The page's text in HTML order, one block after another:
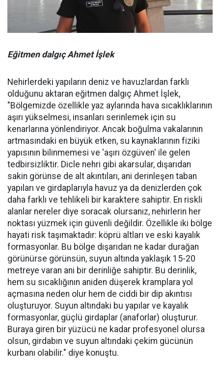
Eğitmen dalgıç Ahmet İşlek
Nehirlerdeki yapıların deniz ve havuzlardan farklı
olduğunu aktaran eğitmen dalgıç Ahmet İşlek,
"Bölgemizde özellikle yaz aylarında hava sıcaklıklarının
aşırı yükselmesi, insanları serinlemek için su
kenarlarına yönlendiriyor. Ancak boğulma vakalarının
artmasındaki en büyük etken, su kaynaklarının fiziki
yapısının bilinmemesi ve 'aşırı özgüven' ile gelen
tedbirsizliktir. Dicle nehri gibi akarsular, dışarıdan
sakin görünse de alt akıntıları, ani derinleşen taban
yapıları ve girdaplarıyla havuz ya da denizlerden çok
daha farklı ve tehlikeli bir karaktere sahiptir. En riskli
alanlar nereler diye soracak olursanız, nehirlerin her
noktası yüzmek için güvenli değildir. Özellikle iki bölge
hayati risk taşımaktadır: köprü altları ve eski kayalık
formasyonlar. Bu bölge dışarıdan ne kadar durağan
görünürse görünsün, suyun altında yaklaşık 15-20
metreye varan ani bir derinliğe sahiptir. Bu derinlik,
hem su sıcaklığının aniden düşerek kramplara yol
açmasına neden olur hem de ciddi bir dip akıntısı
oluşturuyor. Suyun altındaki bu yapılar ve kayalık
formasyonlar, güçlü girdaplar (anaforlar) oluşturur.
Buraya giren bir yüzücü ne kadar profesyonel olursa
olsun, girdabın ve suyun altındaki çekim gücünün
kurbanı olabilir." diye konuştu.